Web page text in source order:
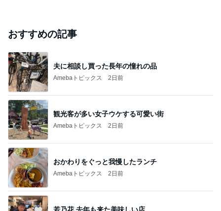
おすすめの記事
夫に相談し買った長年の憧れの品
Amebaトピックス 2日前
観光客が多い女子ウケする可愛い街
Amebaトピックス 2日前
おかわりをぐっと我慢したランチ
Amebaトピックス 2日前
若乃花 去年も来た美味しい店